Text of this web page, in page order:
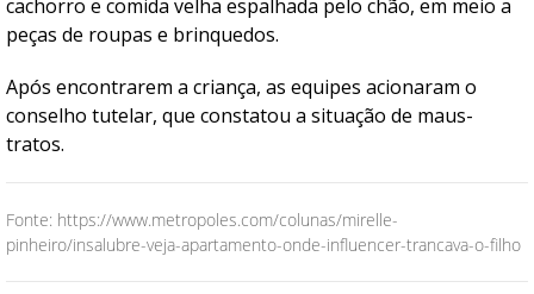
cachorro e comida velha espalhada pelo chão, em meio a
peças de roupas e brinquedos.
Após encontrarem a criança, as equipes acionaram o
conselho tutelar, que constatou a situação de maus-
tratos.
Fonte: https://www.metropoles.com/colunas/mirelle-
pinheiro/insalubre-veja-apartamento-onde-influencer-trancava-o-filho